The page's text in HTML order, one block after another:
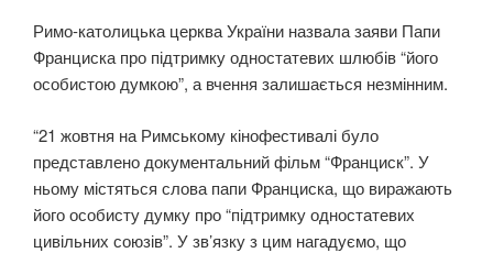
Римо-католицька церква України назвала заяви Папи
Франциска про підтримку одностатевих шлюбів “його
особистою думкою”, а вчення залишається незмінним.
“21 жовтня на Римському кінофестивалі було
представлено документальний фільм “Франциск”. У
ньому містяться слова папи Франциска, що виражають
його особисту думку про “підтримку одностатевих
цивільних союзів”. У зв’язку з цим нагадуємо, що